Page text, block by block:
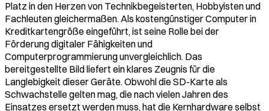
Platz in den Herzen von Technikbegeisterten, Hobbyisten und
Fachleuten gleichermaßen. Als kostengünstiger Computer in
Kreditkartengröße eingeführt, ist seine Rolle bei der
Förderung digitaler Fähigkeiten und
Computerprogrammierung unvergleichlich. Das
bereitgestellte Bild liefert ein klares Zeugnis für die
Langlebigkeit dieser Geräte. Obwohl die SD-Karte als
Schwachstelle gelten mag, die nach vielen Jahren des
Einsatzes ersetzt werden muss, hat die Kernhardware selbst